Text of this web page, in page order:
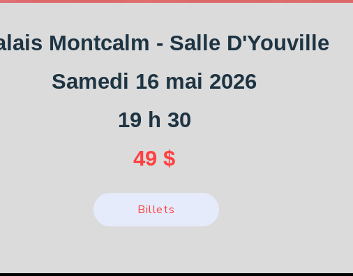
Montcalm - Salle D'Youville
Samedi 16 mai 2026
19 h 30
49 $
Billets